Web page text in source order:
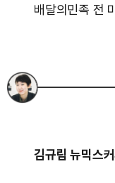
배달의민족 전
김규림 뉴믹스